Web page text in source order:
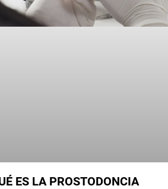
ES LA PROSTODONCIA